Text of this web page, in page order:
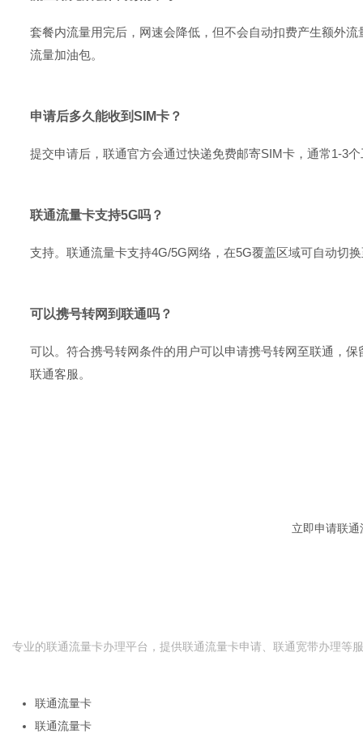
套餐内流量用完后，网速会降低，但不会自动扣费产生额外
流量加油包。
申请后多久能收到SIM卡？
提交申请后，联通官方会通过快递免费邮寄SIM卡，通常1-3
联通流量卡支持5G吗？
支持。联通流量卡支持4G/5G网络，在5G覆盖区域可自动切
可以携号转网到联通吗？
可以。符合携号转网条件的用户可以申请携号转网至联通，
联通客服。
立即申请联通
专业的联通流量卡办理平台，提供联通流量卡申请、联通宽带办理等
联通流量卡
联通流量卡